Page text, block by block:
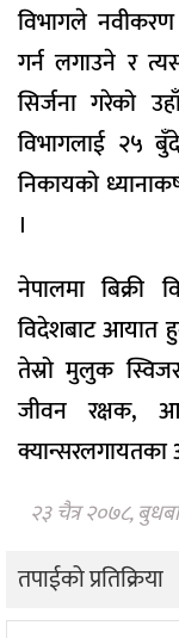
विभागले नवीकरण
गर्न लगाउने र
सिर्जना गरेको
विभागलाई २५
निकायको
।
नेपालमा
विदेशबाट आयात
तेस्रो मुलुक
जीवन रक्षक,
क्यान्सरलगायतका
२३ चैत्र २०७८,
तपाईको प्रतिक्रिया